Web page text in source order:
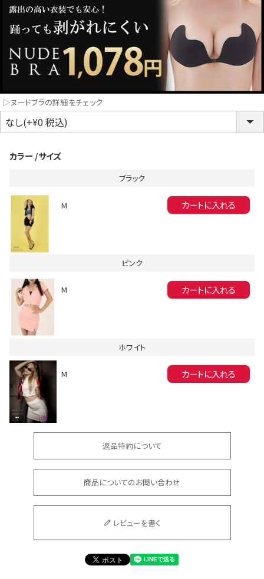
LINE連携でクーポンもらえる!!
同一商品まとめ買いキャンペーン
DANCE MOVIE
Instagram LIVE items
▷ヌードブラの詳細をチェック
カラー サイズ
ブラック
M カートに入れる
ピンク
M カートに入れる
ホワイト
M カートに入れる
返品特約について
商品についてのお問い合わせ
レビューを書く